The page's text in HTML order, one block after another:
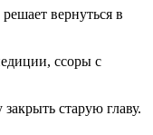
вернуться в
ссоры с
старую главу.